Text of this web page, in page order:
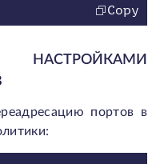
Copy
портов в